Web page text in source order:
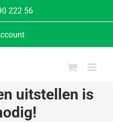
222 56
uitstellen is